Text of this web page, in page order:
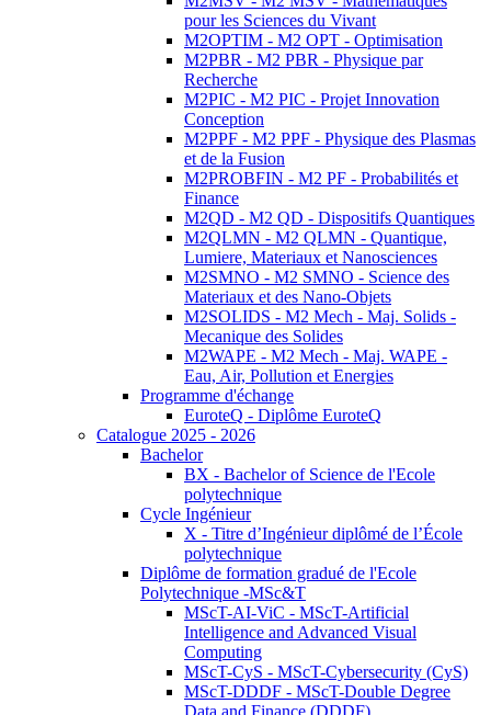
pour les Sciences du Vivant
M2OPTIM - M2 OPT - Optimisation
M2PBR - M2 PBR - Physique par
Recherche
M2PIC - M2 PIC - Projet Innovation
Conception
M2PPF - M2 PPF - Physique des Plasmas
et de la Fusion
M2PROBFIN - M2 PF - Probabilités et
Finance
M2QD - M2 QD - Dispositifs Quantiques
M2QLMN - M2 QLMN - Quantique,
Lumiere, Materiaux et Nanosciences
M2SMNO - M2 SMNO - Science des
Materiaux et des Nano-Objets
M2SOLIDS - M2 Mech - Maj. Solids -
Mecanique des Solides
M2WAPE - M2 Mech - Maj. WAPE -
Eau, Air, Pollution et Energies
Programme d'échange
EuroteQ - Diplôme EuroteQ
Catalogue 2025 - 2026
Bachelor
BX - Bachelor of Science de l'Ecole
polytechnique
Cycle Ingénieur
X - Titre d’Ingénieur diplômé de l’École
polytechnique
Diplôme de formation gradué de l'Ecole
Polytechnique -MSc&T
MScT-AI-ViC - MScT-Artificial
Intelligence and Advanced Visual
Computing
MScT-CyS - MScT-Cybersecurity (CyS)
MScT-DDDF - MScT-Double Degree
Data and Finance (DDDF)